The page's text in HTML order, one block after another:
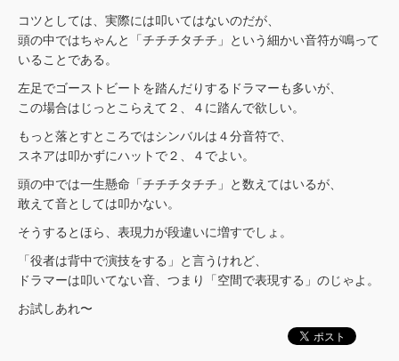
コツとしては、実際には叩いてはないのだが、
頭の中ではちゃんと「チチチタチチ」という細かい音符が鳴って
いることである。
左足でゴーストビートを踏んだりするドラマーも多いが、
この場合はじっとこらえて２、４に踏んで欲しい。
もっと落とすところではシンバルは４分音符で、
スネアは叩かずにハットで２、４でよい。
頭の中では一生懸命「チチチタチチ」と数えてはいるが、
敢えて音としては叩かない。
そうするとほら、表現力が段違いに増すでしょ。
「役者は背中で演技をする」と言うけれど、
ドラマーは叩いてない音、つまり「空間で表現する」のじゃよ。
お試しあれ〜